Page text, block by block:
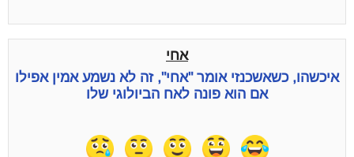
אחי
איכשהו, כשאשכנזי אומר "אחי", זה לא נשמע אמין אפילו
אם הוא פונה לאח הביולוגי שלו